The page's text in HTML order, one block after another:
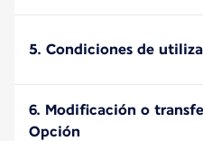
5. Condiciones de
6. Modificación o
Opción